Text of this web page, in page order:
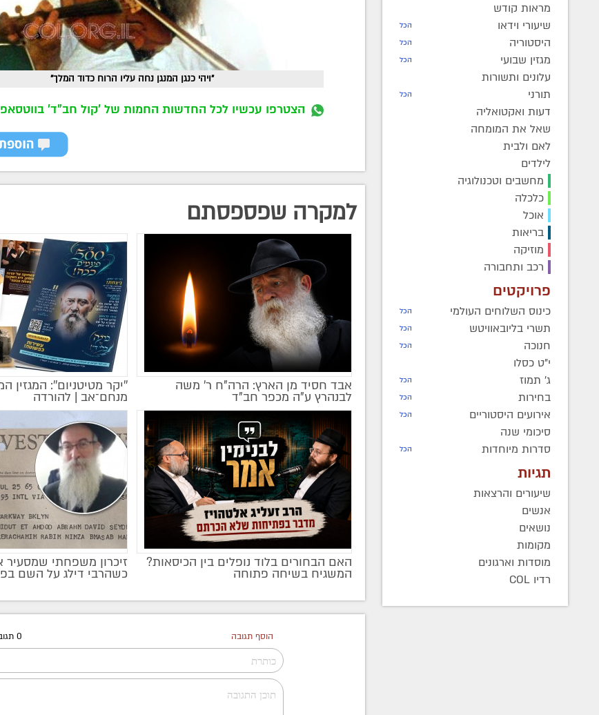
מראות קודש
שיעורי וידאו
הכל
היסטוריה הכל
מגזין שבועי הכל
עלונים ותשורות
תורני
הכל
דעות ואקטואליה
שאל את המומחה
לאם ולבית
לילדים
מחשבים וטכנולוגיה
כלכלה
אוכל
בריאות
מוזיקה
רכב ותחבורה
פרויקטים
כינוס השלוחים העולמי הכל
תשרי בליובאוויטש הכל
חנוכה הכל
י"ט כסלו
ג' תמוז
הכל
בחירות הכל
אירועים היסטוריים הכל
סיכומי שנה
סדרות מיוחדות
הכל
תגיות
שיעורים והרצאות
אנשים
נושאים
מקומות
מוסדות וארגונים
רדיו COL
"ויהי כנגן המנגן נחה עליו הרוח כדוד המלך"
הצטרפו עכשיו לכל החדשות החמות של 'קול חב"ד' בווטסאפ
למקרה שפספסתם
אבד חסיד מן הארץ: הרה"ח ר' משה
לבנהרץ ע"ה מכפר חב"ד
מקודם
''יקר מטיטניום'': המגזין
מנחם־אב | להורדה
מקודם
האם הבחורים בלוד נופלים בין הכיסאות?
המשגיח בשיחה פתוחה
זיכרון משפחתי שמסעיר
כשהרבי דילג על השם
הוסף תגובה 0 תגובות